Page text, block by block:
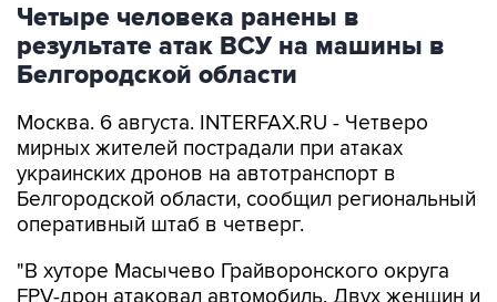
Четыре человека ранены в
результате атак ВСУ на машины в
Белгородской области
Москва. 6 августа. INTERFAX.RU - Четверо
мирных жителей пострадали при атаках
украинских дронов на автотранспорт в
Белгородской области, сообщил региональный
оперативный штаб в четверг.
"В хуторе Масычево Грайворонского округа
FPV-дрон атаковал автомобиль. Двух женщин и